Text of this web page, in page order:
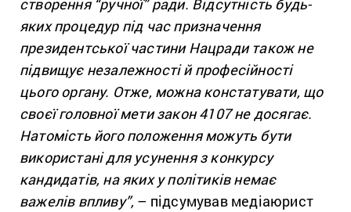
створення “ручної” ради. Відсутність будь-
яких процедур під час призначення
президентської частини Нацради також не
підвищує незалежності й професійності
цього органу. Отже, можна констатувати, що
своєї головної мети закон 4107 не досягає.
Натомість його положення можуть бути
використані для усунення з конкурсу
кандидатів, на яких у політиків немає
важелів впливу”, – підсумував медіаюрист